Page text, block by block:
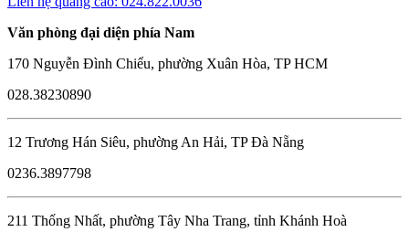
Văn phòng đại diện phía Nam
170 Nguyễn Đình Chiểu, phường Xuân Hòa, TP HCM
028.38230890
12 Trương Hán Siêu, phường An Hải, TP Đà Nẵng
0236.3897798
211 Thống Nhất, phường Tây Nha Trang, tỉnh Khánh Hoà